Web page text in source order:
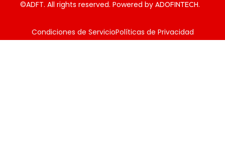
©ADFT. All rights reserved. Powered by ADOFINTECH.
Condiciones de ServicioPolíticas de Privacidad